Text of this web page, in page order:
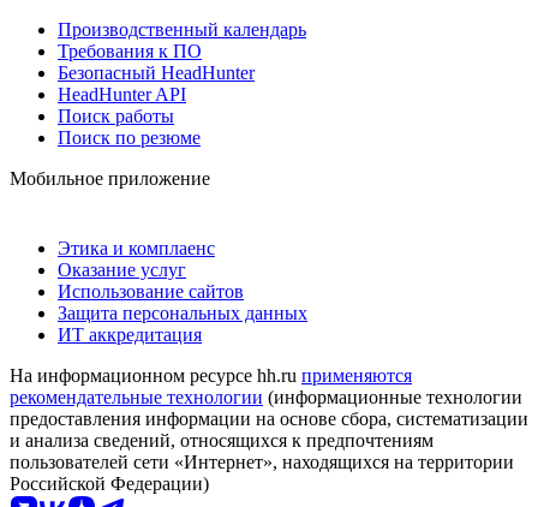
Производственный календарь
Требования к ПО
Безопасный HeadHunter
HeadHunter API
Поиск работы
Поиск по резюме
Мобильное приложение
Этика и комплаенс
Оказание услуг
Использование сайтов
Защита персональных данных
ИТ аккредитация
На информационном ресурсе hh.ru применяются
рекомендательные технологии (информационные технологии
предоставления информации на основе сбора, систематизации
и анализа сведений, относящихся к предпочтениям
пользователей сети «Интернет», находящихся на территории
Российской Федерации)